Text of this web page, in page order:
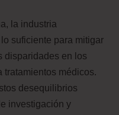
la industria
suficiente para mitigar
disparidades en los
tratamientos médicos.
desequilibrios
investigación y